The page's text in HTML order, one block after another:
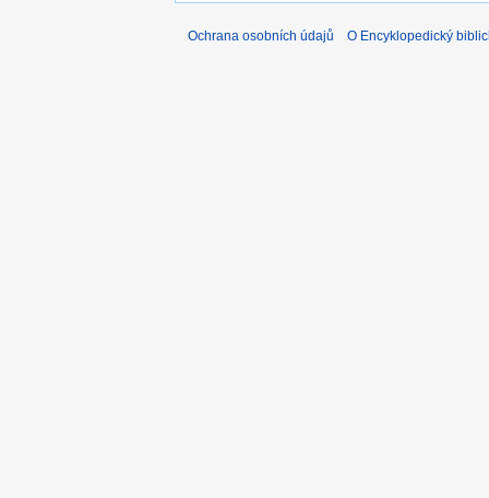
Ochrana osobních údajů O Encyklopedický